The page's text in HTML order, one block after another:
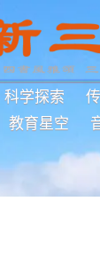
科学探索
教育星空